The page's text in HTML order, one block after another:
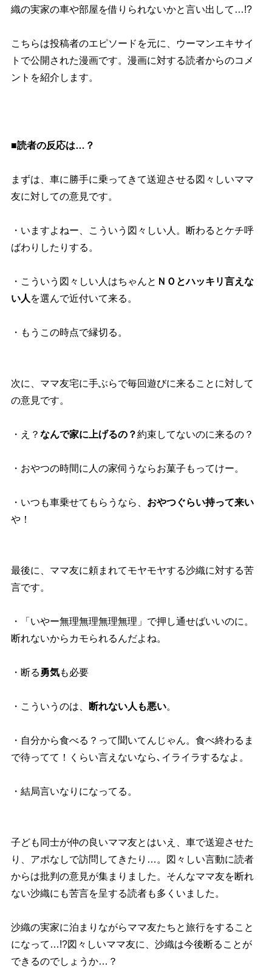
織の実家の車や部屋を借りられないかと言い出して…!?
こちらは投稿者のエピソードを元に、ウーマンエキサイ
トで公開された漫画です。漫画に対する読者からのコメ
ントを紹介します。
■読者の反応は…？
まずは、車に勝手に乗ってきて送迎させる図々しいママ
友に対しての意見です。
・いますよねー、こういう図々しい人。断わるとケチ呼
ばわりしたりする。
・こういう図々しい人はちゃんと ＮＯとハッキリ言えな
い人 を選んで近付いて来る。
・もうこの時点で縁切る。
次に、ママ友宅に手ぶらで毎回遊びに来ることに対して
の意見です。
・え？ なんで家に上げるの？約束してないのに来るの？
・おやつの時間に人の家伺うならお菓子もってけー。
・いつも車乗せてもらうなら、 おやつぐらい持って来い
！
最後に、ママ友に頼まれてモヤモヤする沙織に対する苦
言です。
・「いやー無理無理無理無理」で押し通せばいいのに。
断れないからカモられるんだよね。
・断る 勇気も必要
・こういうのは、 断れない人も悪い。
・自分から食べる？って聞いてんじゃん。食べ終わるま
で待ってて！くらい言えないなら､イライラするなよ。
・結局言いなりになってる。
子ども同士が仲の良いママ友とはいえ、車で送迎させた
り、アポなしで訪問してきたり…。図々しい言動に読者
からは批判の意見が集まりました。そんなママ友を断れ
ない沙織にも苦言を呈する読者も多くいました。
沙織の実家に泊まりながらママ友たちと旅行をすること
になって…!?図々しいママ友に、沙織は今後断ることが
できるのでしょうか…？